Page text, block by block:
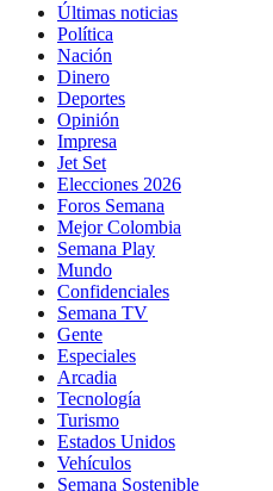
Últimas noticias
Política
Nación
Dinero
Deportes
Opinión
Impresa
Jet Set
Elecciones 2026
Foros Semana
Mejor Colombia
Semana Play
Mundo
Confidenciales
Semana TV
Gente
Especiales
Arcadia
Tecnología
Turismo
Estados Unidos
Vehículos
Semana Sostenible